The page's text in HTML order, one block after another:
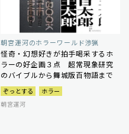
朝宮運河のホラーワールド渉猟
怪奇・幻想好きが拍手喝采するホ
ラーの好企画３点 超常現象研究
のバイブルから舞城版百物語まで
ぞっとする
ホラー
朝宮運河